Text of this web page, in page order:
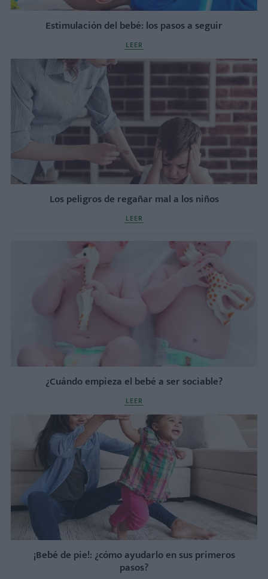
Estimulación del bebé: los pasos a seguir
LEER
Los peligros de regañar mal a los niños
LEER
¿Cuándo empieza el bebé a ser sociable?
LEER
¡Bebé de pie!: ¿cómo ayudarlo en sus primeros
pasos?